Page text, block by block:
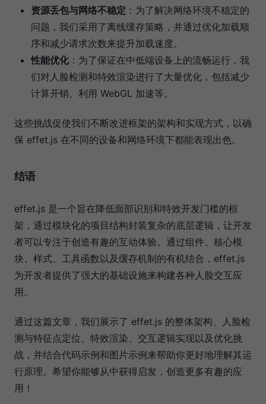
资源丢包与网络不稳定 ：为了解决网络环境不稳定的
问题，我们采用了离线缓存策略，并通过优化加载顺
序和减少请求次数来提升加载速度。
性能优化：为了保证在中低端设备上的流畅运行，我
们对人脸检测和特效渲染进行了大量优化，包括减少
计算开销、利用 WebGL 加速等。
这些挑战促使我们不断改进框架的架构和实现方式，以确
保 effet.js 在不同的设备和网络环境下都能表现出色。
结语
effet.js 是一个旨在降低面部识别和特效开发门槛的框
架，通过模块化的项目结构封装复杂的底层逻辑，让开发
者可以专注于创造有趣的互动体验。通过组件、核心模
块、样式、工具函数以及缓存机制的有机结合，effet.js
为开发者提供了强大的基础设施来构建各种人脸交互应
用。
通过这篇文章，我们展示了 effet.js 的整体架构、人脸检
测与特征点定位、特效渲染、交互逻辑实现以及优化挑
战，并结合代码示例和图片示例来帮助你更好地理解其运
行原理。希望你能够从中获得启发，创造更多有趣的应
用！